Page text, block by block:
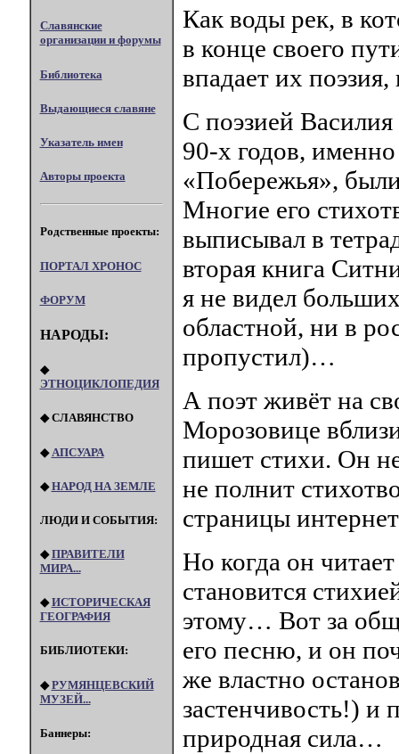
Славянские
организации и форумы
Библиотека
Выдающиеся славяне
Указатель имен
Авторы проекта
Родственные проекты:
ПОРТАЛ XPOHOC
ФОРУМ
НАРОДЫ:
◆
ЭТНОЦИКЛОПЕДИЯ
◆ СЛАВЯНСТВО
◆ АПСУАРА
◆НАРОД НА ЗЕМЛЕ
ЛЮДИ И СОБЫТИЯ:
◆ПРАВИТЕЛИ
МИРА...
◆ИСТОРИЧЕСКАЯ
ГЕОГРАФИЯ
БИБЛИОТЕКИ:
◆РУМЯНЦЕВСКИЙ
МУЗЕЙ...
Баннеры:
Как воды рек, в
в конце своего
впадает их
С поэзией
90-х годов,
«Побережья»,
Многие его
выписывал в
вторая книга
я не видел
областной, ни в
пропустил)…
А поэт живёт на
Морозовице
пишет стихи. Он
не полнит
страницы
Но когда он
становится
этому… Вот за
его песню, и он
же властно
застенчивость!) и
природная сила…